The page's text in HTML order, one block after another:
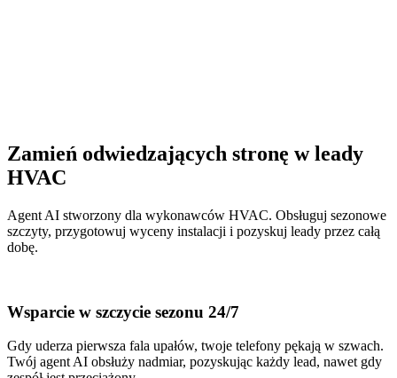
Zamień odwiedzających stronę w leady
HVAC
Agent AI stworzony dla wykonawców HVAC. Obsługuj sezonowe
szczyty, przygotowuj wyceny instalacji i pozyskuj leady przez całą
dobę.
Wsparcie w szczycie sezonu 24/7
Gdy uderza pierwsza fala upałów, twoje telefony pękają w szwach.
Twój agent AI obsłuży nadmiar, pozyskując każdy lead, nawet gdy